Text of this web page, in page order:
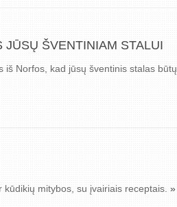
ŠVENTINIAM STALUI
Norfos, kad jūsų šventinis stalas būtų
mitybos, su įvairiais receptais. »